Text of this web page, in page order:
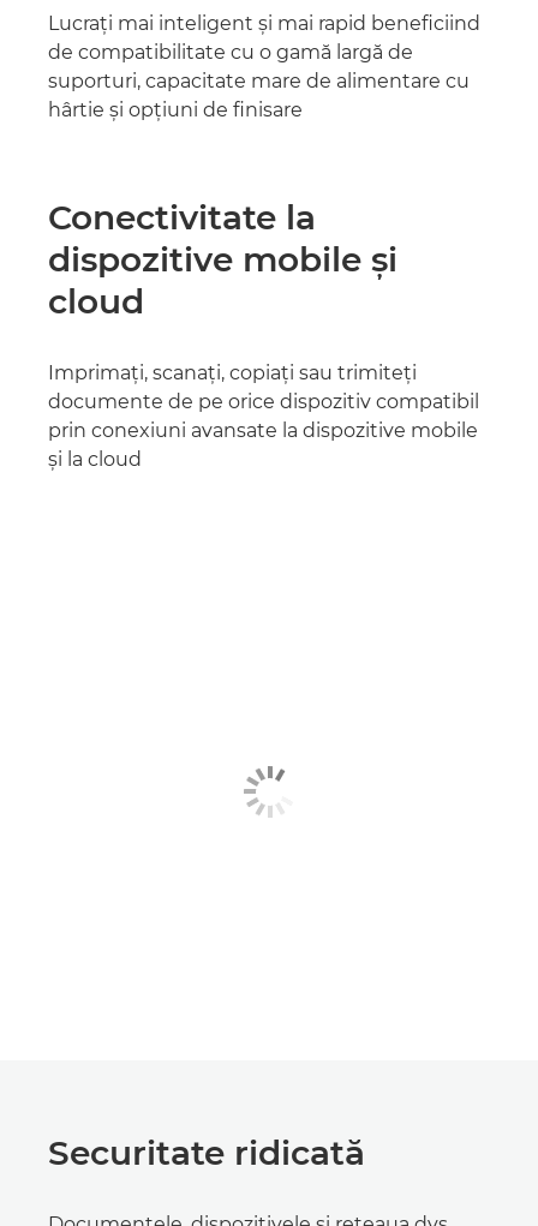
Lucraţi mai inteligent şi mai rapid beneficiind
de compatibilitate cu o gamă largă de
suporturi, capacitate mare de alimentare cu
hârtie şi opţiuni de finisare
Conectivitate la
dispozitive mobile şi
cloud
Imprimaţi, scanaţi, copiaţi sau trimiteţi
documente de pe orice dispozitiv compatibil
prin conexiuni avansate la dispozitive mobile
şi la cloud
Securitate ridicată